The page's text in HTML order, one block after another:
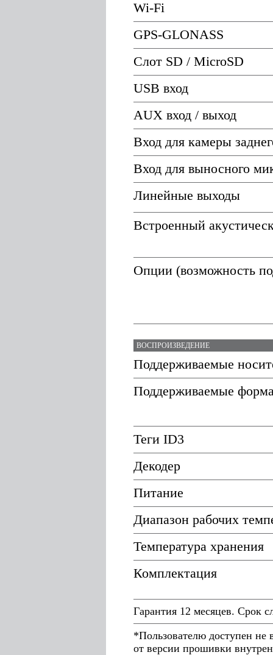
Wi-Fi
GPS-GLONASS
Слот SD / MicroSD
USB вход
AUX вход / выход
Вход для камеры
Вход для выносного
Линейные выходы
Встроенный
Опции (возможность
ВОСПРОИЗВЕДЕНИЕ
Поддерживаемые
Поддерживаемые
Теги ID3
Декодер
Питание
Диапазон рабочих
Температура хранения
Комплектация
Гарантия 12 месяцев. Срок
*Пользователю доступен не
от версии прошивки